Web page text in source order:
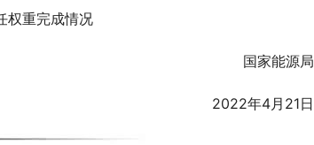
权重完成情况
国家能源局
2022年4月21日